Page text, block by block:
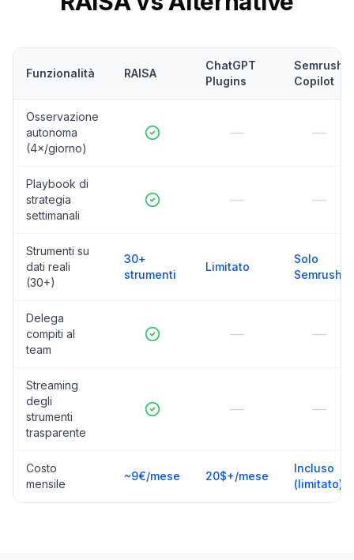
Funzionalità RAISA
ChatGPT
Plugins
Semrush
Copilot
Osservazione
autonoma
(4×/giorno)
— —
Playbook di
strategia
settimanali
— —
Strumenti su
dati reali
(30+)
30+
strumenti
Limitato
Solo
Semrush
Delega
compiti al
team
— —
Streaming
degli
strumenti
trasparente
— —
Costo
mensile
~9€/mese 20$+/mese
Incluso
(limitato)